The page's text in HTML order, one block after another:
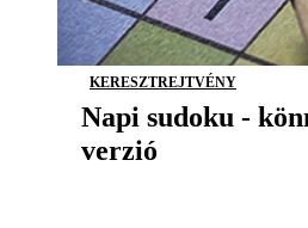
KERESZTREJTVÉNY
Napi sudoku -
verzió